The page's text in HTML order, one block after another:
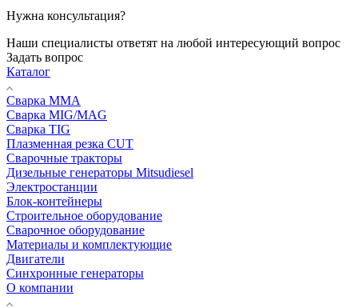
Нужна консультация?
Наши специалисты ответят на любой интересующий вопрос
Задать вопрос
Каталог
Сварка MMA
Сварка MIG/MAG
Сварка TIG
Плазменная резка CUT
Сварочные тракторы
Дизельные генераторы Mitsudiesel
Электростанции
Блок-контейнеры
Строительное оборудование
Сварочное оборудование
Материалы и комплектующие
Двигатели
Синхронные генераторы
О компании